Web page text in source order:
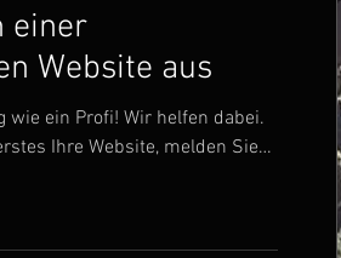
einer
Website aus
wie ein Profi! Wir helfen dabei.
Ihre Website, melden Sie